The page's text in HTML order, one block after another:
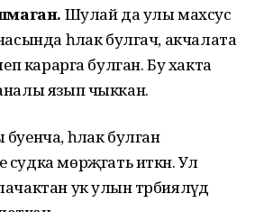
Шулай да улы махсус
һәлак булгач, акчалата
карарга булган. Бу хакта
язып чыккан.
һәлак булган
мөрәҗәгать иткән. Ул
ук улын тәрбияләүдә